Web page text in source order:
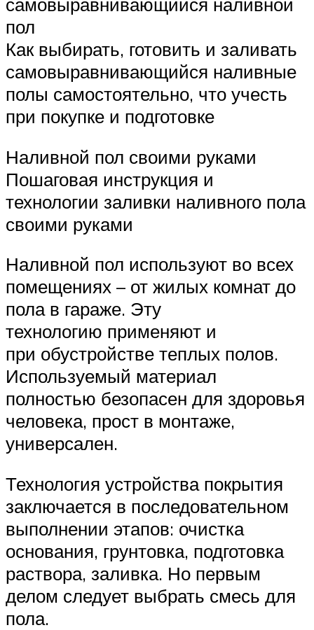
пол
Как выбирать, готовить и заливать
самовыравнивающийся наливные
полы самостоятельно, что учесть
при покупке и подготовке
Наливной пол своими руками
Пошаговая инструкция и
технологии заливки наливного пола
своими руками
Наливной пол используют во всех
помещениях – от жилых комнат до
пола в гараже. Эту
технологию применяют и
при обустройстве теплых полов.
Используемый материал
полностью безопасен для здоровья
человека, прост в монтаже,
универсален.
Технология устройства покрытия
заключается в последовательном
выполнении этапов: очистка
основания, грунтовка, подготовка
раствора, заливка. Но первым
делом следует выбрать смесь для
пола.